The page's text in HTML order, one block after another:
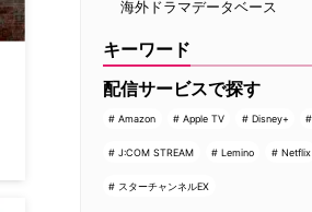
海外ドラマデータベース
キーワード
配信サービスで探す
Amazon Apple TV Disney+
J:COM STREAM Lemino Netflix
スターチャンネルEX